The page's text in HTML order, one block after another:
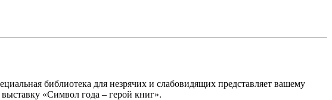
библиотека для незрячих и слабовидящих представляет вашему
«Символ года – герой книг».